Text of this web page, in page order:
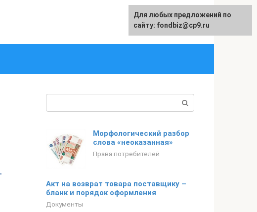
English
Морфологический разбор
слова «неоказанная»
Права потребителей
Акт на возврат товара поставщику –
бланк и порядок оформления
Документы
Для любых предложений по
сайту: fondbiz@cp9.ru